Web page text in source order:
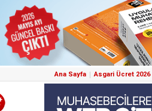
Ana Sayfa Asgari Ücret 2026